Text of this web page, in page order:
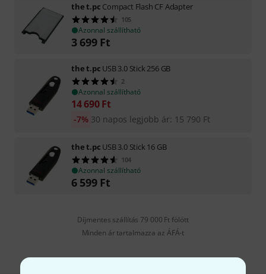
the t.pc Compact Flash CF Adapter
105
Azonnal szállítható
3 699 Ft
the t.pc USB 3.0 Stick 256 GB
2
Azonnal szállítható
14 690 Ft
30 napos legjobb ár: 15 790 Ft
-7%
the t.pc USB 3.0 Stick 16 GB
104
Azonnal szállítható
6 599 Ft
Díjmentes szállítás 79 000 Ft fölött
Minden ár tartalmazza az ÁFÁ-t